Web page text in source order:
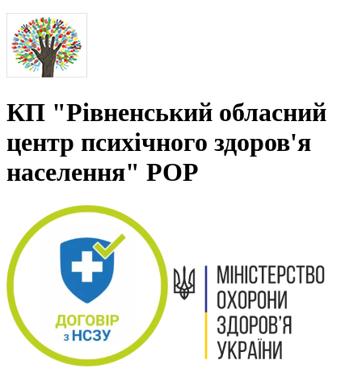
КП "Рівненський обласний
центр психічного здоров'я
населення" РОР